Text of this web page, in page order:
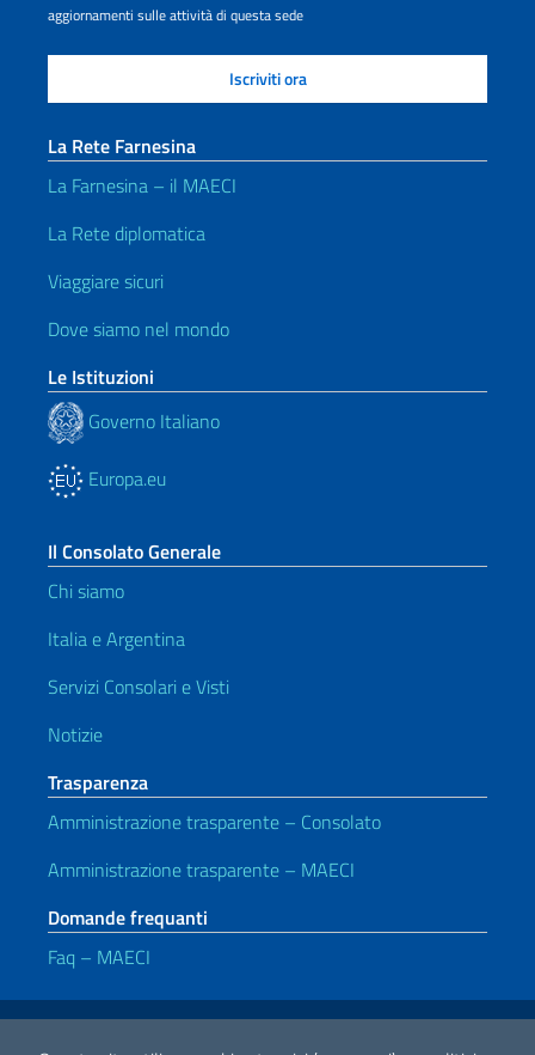
aggiornamenti sulle attività di questa sede
La Rete Farnesina
La Farnesina – il MAECI
La Rete diplomatica
Viaggiare sicuri
Dove siamo nel mondo
Le Istituzioni
Governo Italiano
Europa.eu
Il Consolato Generale
Chi siamo
Italia e Argentina
Servizi Consolari e Visti
Notizie
Trasparenza
Amministrazione trasparente – Consolato
Amministrazione trasparente – MAECI
Domande frequanti
Faq – MAECI
Link Utili